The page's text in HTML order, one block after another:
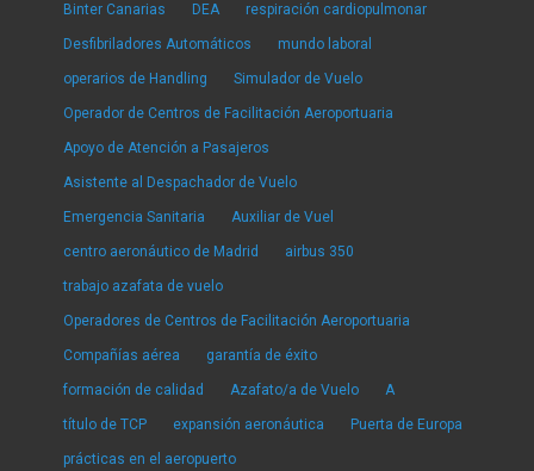
Binter Canarias DEA respiración cardiopulmonar
Desfibriladores Automáticos mundo laboral
operarios de Handling Simulador de Vuelo
Operador de Centros de Facilitación Aeroportuaria
Apoyo de Atención a Pasajeros
Asistente al Despachador de Vuelo
Emergencia Sanitaria Auxiliar de Vuel
centro aeronáutico de Madrid airbus 350
trabajo azafata de vuelo
Operadores de Centros de Facilitación Aeroportuaria
Compañías aérea garantía de éxito
formación de calidad Azafato/a de Vuelo A
título de TCP expansión aeronáutica Puerta de Europa
prácticas en el aeropuerto